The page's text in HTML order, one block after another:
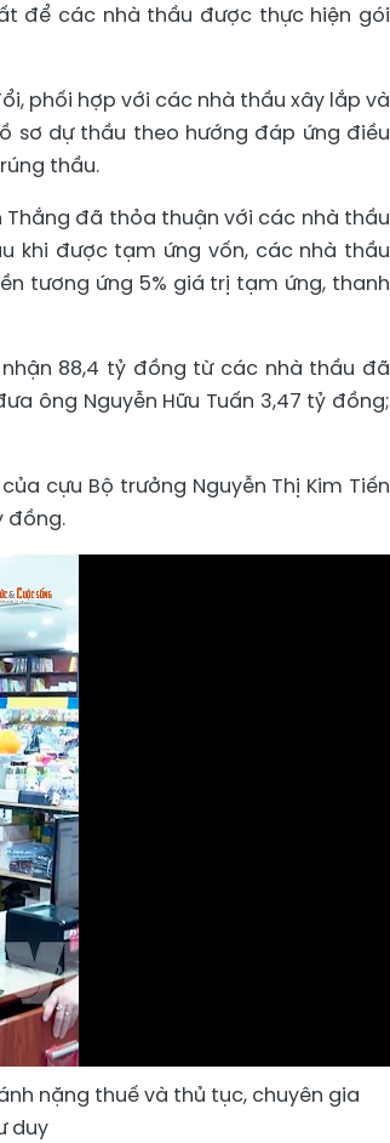
để các nhà thầu được thực hiện gói
phối hợp với các nhà thầu xây lắp và
sơ dự thầu theo hướng đáp ứng điều
thầu.
đã thỏa thuận với các nhà thầu
khi được tạm ứng vốn, các nhà thầu
tương ứng 5% giá trị tạm ứng, thanh
88,4 tỷ đồng từ các nhà thầu đã
ông Nguyễn Hữu Tuấn 3,47 tỷ đồng;
cựu Bộ trưởng Nguyễn Thị Kim Tiến
đồng.
nặng thuế và thủ tục, chuyên gia
duy